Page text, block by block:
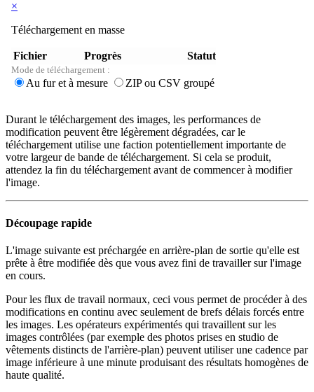
Durant le téléchargement des images, les performances de
modification peuvent être légèrement dégradées, car le
téléchargement utilise une faction potentiellement importante de
votre largeur de bande de téléchargement. Si cela se produit,
attendez la fin du téléchargement avant de commencer à modifier
l'image.
Découpage rapide
L'image suivante est préchargée en arrière-plan de sortie qu'elle est
prête à être modifiée dès que vous avez fini de travailler sur l'image
en cours.
Pour les flux de travail normaux, ceci vous permet de procéder à des
modifications en continu avec seulement de brefs délais forcés entre
les images. Les opérateurs expérimentés qui travaillent sur les
images contrôlées (par exemple des photos prises en studio de
vêtements distincts de l'arrière-plan) peuvent utiliser une cadence par
image inférieure à une minute produisant des résultats homogènes de
haute qualité.